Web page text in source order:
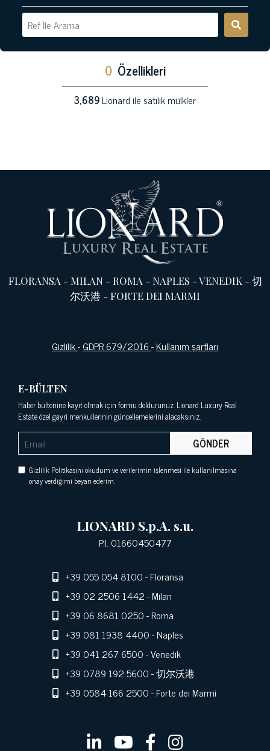
0 Özellikleri
3,689Lionard ile satılık mülkler
FLORANSA -MILAN-ROMA -NAPLES -VENEDIK-切
尔沃港 -FORTE DEI MARMI
Gizlilik-GDPR 679/2016-Kullanım şartları
E-BÜLTEN
Haber bültenine kayıt olmak için formu doldurunuz. Lionard Luxury Real
Estate özel gayri menkullerinin güncellemelerini alacaksınız.
GÖNDER
Gizlilik Politikasını okudum ve verilerimin işlenmesi ile kullanılmasına
onay verdiğimi beyan ederim.
LIONARD S.p.A. s.u.
P.I. 01660450477
+39 055 054 8100- Floransa
+39 02 2506 1442- Milan
+39 06 8681 0250- Roma
+39 081 1938 4400- Naples
+39 041 267 6500- Venedik
+39 0789 192 5600- 切尔沃港
+39 0584 166 2500- Forte dei Marmi